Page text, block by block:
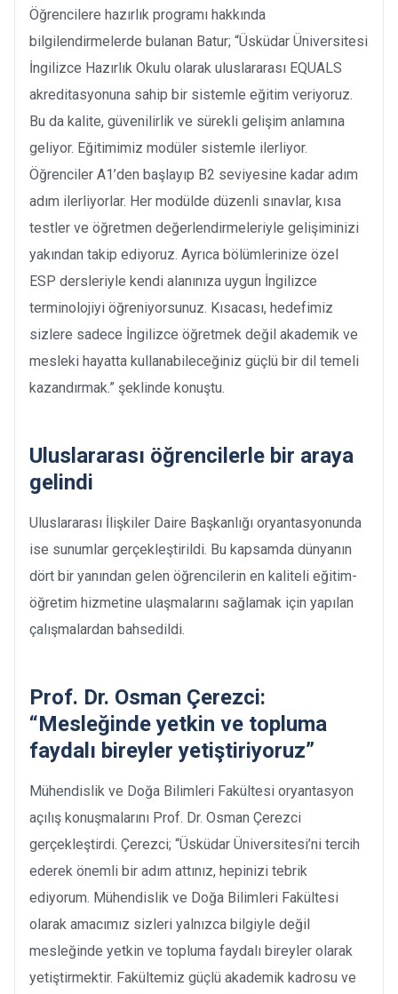
Öğrencilere hazırlık programı hakkında
bilgilendirmelerde bulanan Batur; “Üsküdar Üniversitesi
İngilizce Hazırlık Okulu olarak uluslararası EQUALS
akreditasyonuna sahip bir sistemle eğitim veriyoruz.
Bu da kalite, güvenilirlik ve sürekli gelişim anlamına
geliyor. Eğitimimiz modüler sistemle ilerliyor.
Öğrenciler A1’den başlayıp B2 seviyesine kadar adım
adım ilerliyorlar. Her modülde düzenli sınavlar, kısa
testler ve öğretmen değerlendirmeleriyle gelişiminizi
yakından takip ediyoruz. Ayrıca bölümlerinize özel
ESP dersleriyle kendi alanınıza uygun İngilizce
terminolojiyi öğreniyorsunuz. Kısacası, hedefimiz
sizlere sadece İngilizce öğretmek değil akademik ve
mesleki hayatta kullanabileceğiniz güçlü bir dil temeli
kazandırmak.” şeklinde konuştu.
Uluslararası öğrencilerle bir araya
gelindi
Uluslararası İlişkiler Daire Başkanlığı oryantasyonunda
ise sunumlar gerçekleştirildi. Bu kapsamda dünyanın
dört bir yanından gelen öğrencilerin en kaliteli eğitim-
öğretim hizmetine ulaşmalarını sağlamak için yapılan
çalışmalardan bahsedildi.
Prof. Dr. Osman Çerezci:
“Mesleğinde yetkin ve topluma
faydalı bireyler yetiştiriyoruz”
Mühendislik ve Doğa Bilimleri Fakültesi oryantasyon
açılış konuşmalarını Prof. Dr. Osman Çerezci
gerçekleştirdi. Çerezci; “Üsküdar Üniversitesi’ni tercih
ederek önemli bir adım attınız, hepinizi tebrik
ediyorum. Mühendislik ve Doğa Bilimleri Fakültesi
olarak amacımız sizleri yalnızca bilgiyle değil
mesleğinde yetkin ve topluma faydalı bireyler olarak
yetiştirmektir. Fakültemiz güçlü akademik kadrosu ve